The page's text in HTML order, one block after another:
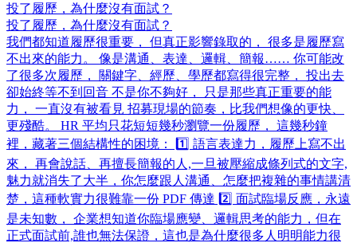
投了履歷，為什麼沒有面試？
投了履歷，為什麼沒有面試？
我們都知道履歷很重要， 但真正影響錄取的， 很多是履歷寫
不出來的能力。 像是溝通、表達、邏輯、簡報…… 你可能改
了很多次履歷， 關鍵字、經歷、學歷都寫得很完整， 投出去
卻始終等不到回音 不是你不夠好， 只是那些真正重要的能
力， 一直沒有被看見 招募現場的節奏，比我們想像的更快、
更殘酷。 HR 平均只花短短幾秒瀏覽一份履歷， 這幾秒鐘
裡，藏著三個結構性的困境： 1️⃣ 語言表達力，履歷上寫不出
來， 再會說話、再擅長簡報的人,一旦被壓縮成條列式的文字,
魅力就消失了大半，你怎麼跟人溝通、怎麼把複雜的事情講清
楚，這種軟實力很難靠一份 PDF 傳達 2️⃣ 面試臨場反應，永遠
是未知數， 企業想知道你臨場應變、邏輯思考的能力，但在
正式面試前,誰也無法保證，這也是為什麼很多人明明能力很